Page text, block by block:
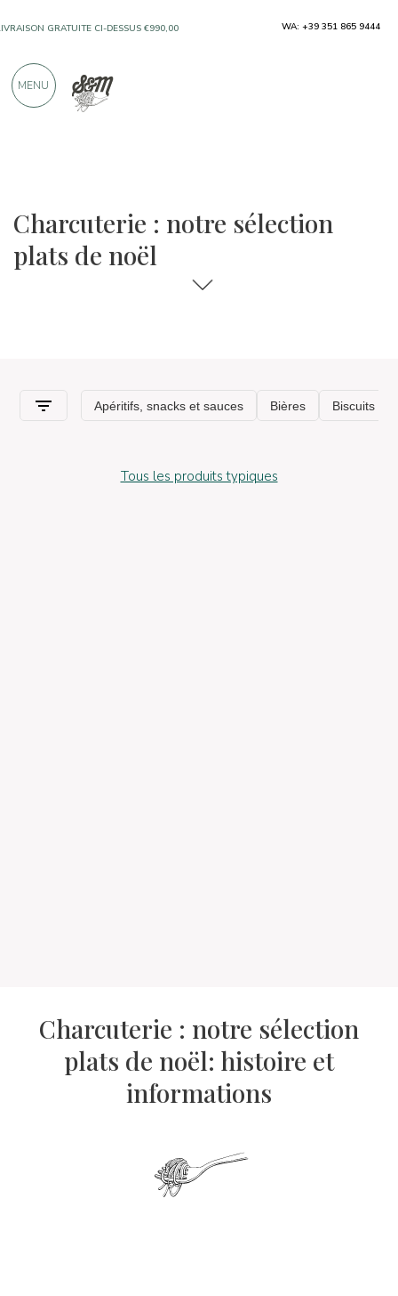
Charcuterie : notre sélection
plats de noël
Tous les produits typiques
Charcuterie : notre sélection
plats de noël: histoire et
informations
GRATUITE CI-DESSUS €990,00
DES PRODUITS PROVENANT
FABRICANTS
WA: +39 351 865 9444
MENU